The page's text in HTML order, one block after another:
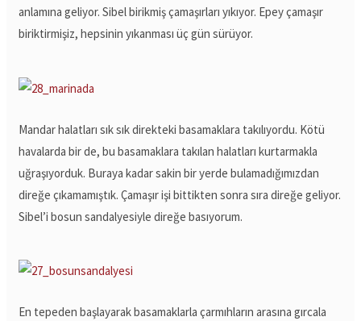
anlamına geliyor. Sibel birikmiş çamaşırları yıkıyor. Epey çamaşır
biriktirmişiz, hepsinin yıkanması üç gün sürüyor.
Mandar halatları sık sık direkteki basamaklara takılıyordu. Kötü
havalarda bir de, bu basamaklara takılan halatları kurtarmakla
uğraşıyorduk. Buraya kadar sakin bir yerde bulamadığımızdan
direğe çıkamamıştık. Çamaşır işi bittikten sonra sıra direğe geliyor.
Sibel’i bosun sandalyesiyle direğe basıyorum.
En tepeden başlayarak basamaklarla çarmıhların arasına gırcala